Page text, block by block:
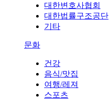
대한변호사협회
대한법률구조공단
기타
문화
건강
음식/맛집
여행/레져
스포츠